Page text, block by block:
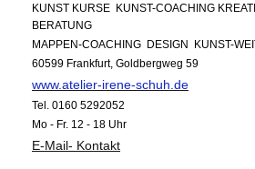
KUNST KURSE KUNST-COACHING
BERATUNG
MAPPEN-COACHING DESIGN KUNST-
60599 Frankfurt, Goldbergweg 59
www.atelier-irene-schuh.de
Tel. 0160 5292052
Mo - Fr. 12 - 18 Uhr
E-Mail- Kontakt